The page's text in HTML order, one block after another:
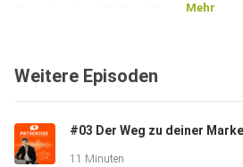
Dein Angebot & Dein Warum
Dein Wettbewerb
Shownotes & weiterführende Infos
Mehr
Weitere Episoden
11 Minuten